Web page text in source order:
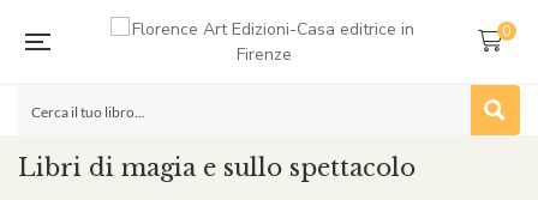
0
Libri di magia e sullo spettacolo